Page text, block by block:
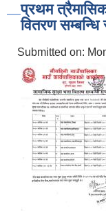
प्रथम
वितरण
Submitted on: